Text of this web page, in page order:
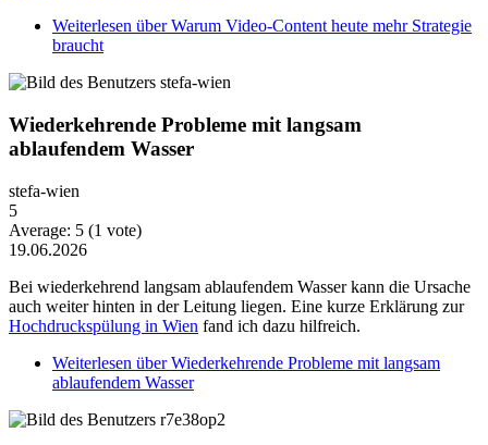
Weiterlesen über Warum Video-Content heute mehr Strategie
braucht
Wiederkehrende Probleme mit langsam
ablaufendem Wasser
stefa-wien
5
Average: 5 (1 vote)
19.06.2026
Bei wiederkehrend langsam ablaufendem Wasser kann die Ursache
auch weiter hinten in der Leitung liegen. Eine kurze Erklärung zur
Hochdruckspülung in Wien fand ich dazu hilfreich.
Weiterlesen über Wiederkehrende Probleme mit langsam
ablaufendem Wasser